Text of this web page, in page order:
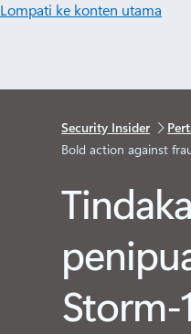
Lompati ke konten utama
Security Insider
Bold action against
Storm-